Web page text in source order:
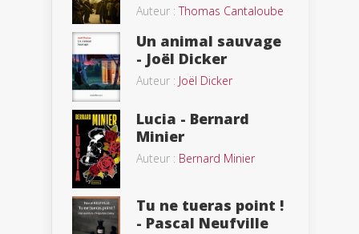
Auteur :Thomas Cantaloube
Un animal sauvage
- Joël Dicker
Auteur : Joël Dicker
Lucia - Bernard
Minier
Auteur : Bernard Minier
Tu ne tueras point !
- Pascal Neufville